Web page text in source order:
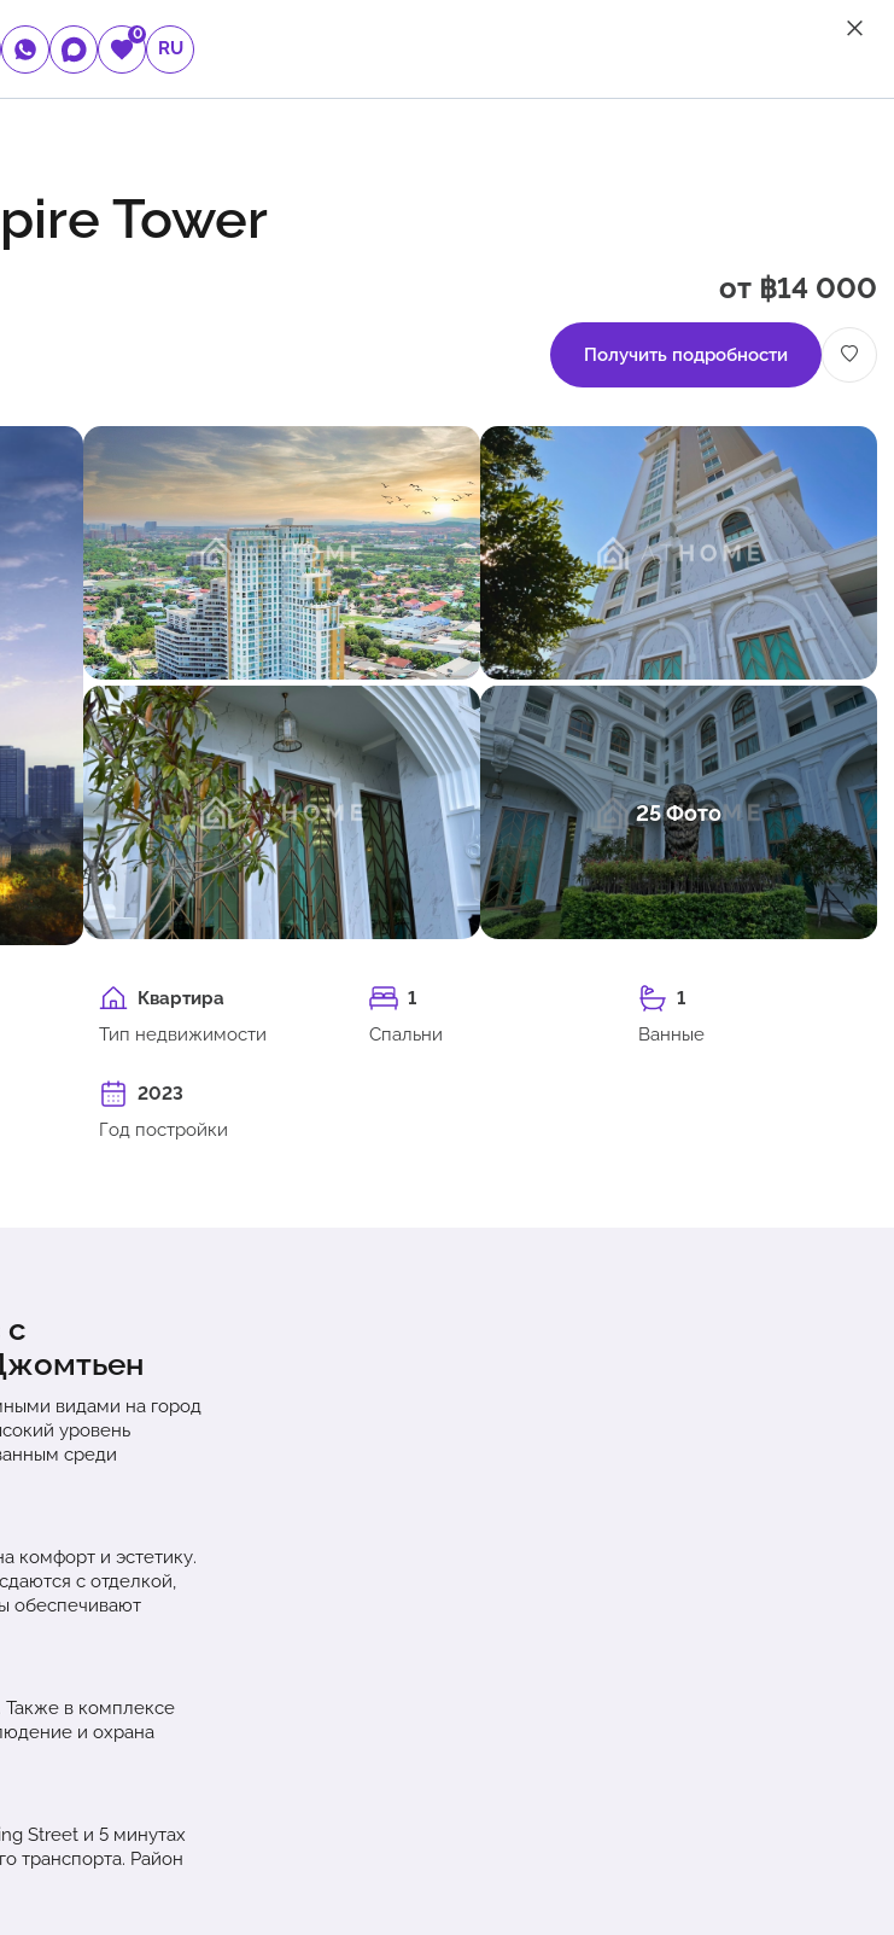
0
RU
Tower
от ฿14 000
Получить подробности
25 Фото
Квартира
Тип недвижимости
1
Спальни
1
Ванные
2023
Год постройки
с
видами на город
уровень
среди
комфорт и эстетику.
с отделкой,
обеспечивают
в комплексе
и охрана
Street и 5 минутах
транспорта. Район